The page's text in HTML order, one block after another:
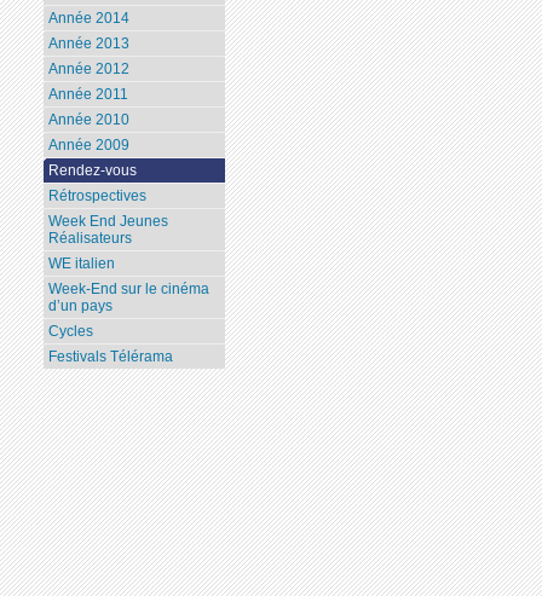
Année 2014
Année 2013
Année 2012
Année 2011
Année 2010
Année 2009
Rendez-vous
Rétrospectives
Week End Jeunes
Réalisateurs
WE italien
Week-End sur le cinéma
d’un pays
Cycles
Festivals Télérama